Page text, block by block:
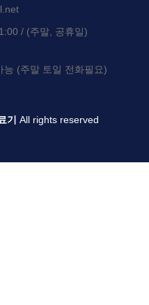
/ (주말, 공휴일)
능 (주말 토일 전화필요)
기 All rights reserved